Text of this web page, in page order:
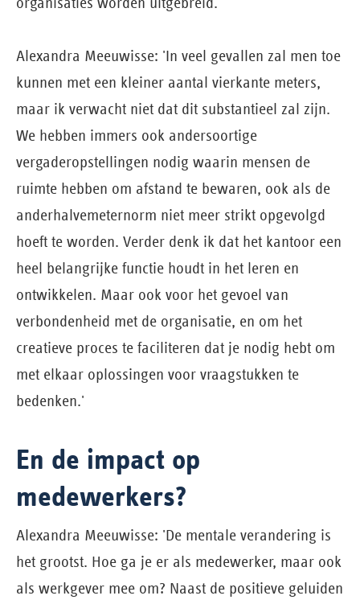
Alexandra Meeuwisse: 'In veel gevallen zal men toe
kunnen met een kleiner aantal vierkante meters,
maar ik verwacht niet dat dit substantieel zal zijn.
We hebben immers ook andersoortige
vergaderopstellingen nodig waarin mensen de
ruimte hebben om afstand te bewaren, ook als de
anderhalvemeternorm niet meer strikt opgevolgd
hoeft te worden. Verder denk ik dat het kantoor een
heel belangrijke functie houdt in het leren en
ontwikkelen. Maar ook voor het gevoel van
verbondenheid met de organisatie, en om het
creatieve proces te faciliteren dat je nodig hebt om
met elkaar oplossingen voor vraagstukken te
bedenken.'
En de impact op
medewerkers?
Alexandra Meeuwisse: 'De mentale verandering is
het grootst. Hoe ga je er als medewerker, maar ook
als werkgever mee om? Naast de positieve geluiden